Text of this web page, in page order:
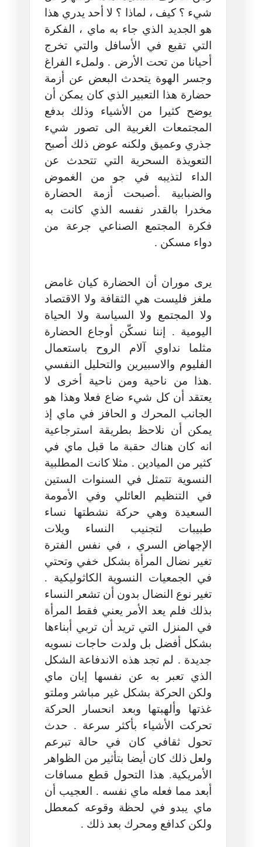
شيء ؟ كيف ، لماذا ؟ لا أحد يدري هذا
هو الجديد الذي جاء به ماي ، الفكرة
التي تقبع في الأسافل والتي تخرج
أحيانا من تحت الأرض . ولملء الفراغ
وجسر الهوة يتحدث البعض عن أزمة
حضارة هذا التعبير الذي كان يمكن أن
يوضح كثيرا من الأشياء وذلك بدفع
المجتمعات الغربية الى تصور شيء
جذري وعميق ولكنه عوض ذلك أصبح
التعويذة السحرية التي تتحدث عن
الداء لتذيبه في جو من الغموض
والضبابية .أصبحت أزمة الحضارة
مخدرا بالقدر نفسه الذي كانت به
فكرة المجتمع الصناعي جرعة من
دواء مسكن .
يرى موران أن الحضارة كيان غامض
ملغز فليست هي الثقافة ولا الاقتصاد
ولا المجتمع ولا السياسة ولا الحياة
اليومية . إننا نسكّن أوجاع الحضارة
مثلما نداوي آلام الروح باستعمال
الفليوم والاسبيرين والتحليل النفسي
.هذا من ناحية ومن ناحية أخرى لا
يعتقد أن كل شيء ضاع فعلا وهذا هو
الجانب المحرك و الحافز في ماي إذ
يمكن أن نلاحظ بطريقة استرجاعية
انه كان هناك حقبة ما قبل ماي في
كثير من الميادين . مثلا كانت المطلبية
النسوية تتمثل في السنوات الستين
في التنظيم العائلي وفي الأمومة
السعيدة وهي حركة نشطتها نساء
طبيبات لتجنيب النساء ويلات
الإجهاض السري ، في نفس الفترة
تغير نضال المرأة بشكل خفي وتحتي
في الجمعيات النسوية الكاثوليكية .
تغير نوع النضال بدون أن تشعر النساء
بذلك فلم يعد الأمر يعني فقط المرأة
في المنزل التي تريد أن تربي أبناءها
بشكل أفضل بل ولدت حاجات نسويه
جديدة . لم تجد هذه الاندفاعة الشكل
الذي تعبر به عن نفسها إبان ماي
ولكن الحركة بشكل غير مباشر وملتو
غذتها وألهبتها وبعد انحسار الحركة
تحركت الأشياء بأكثر سرعة . حدث
تحول ثقافي كان في حالة تبرعم
ولعل ذلك كان أيضا بتأثير من الظواهر
الأمريكية. هذا التحول قطع مسافات
أبعد مما فعله ماي نفسه . العجيب أن
ماي يبدو في لحظة وقوعه كمعطل
ولكن كدافع ومحرك بعد ذلك .